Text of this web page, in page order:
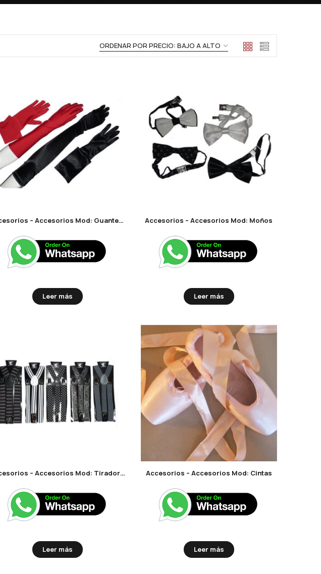
Accesorios – Accesorios Mod: Guantes de seda
Leer más
Accesorios – Accesorios Mod: Moños
Leer más
Accesorios – Accesorios Mod: Tiradores
Leer más
Accesorios – Accesorios Mod: Cintas
Leer más